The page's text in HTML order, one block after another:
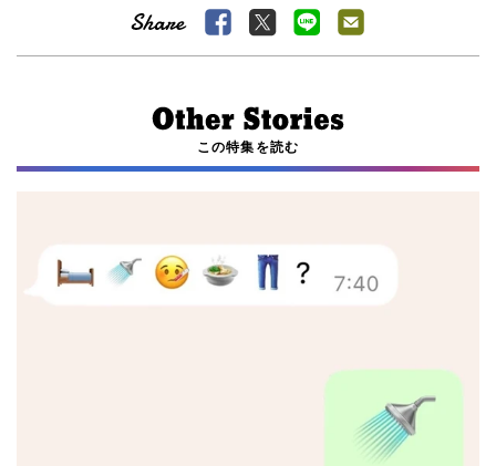
この特集を読む